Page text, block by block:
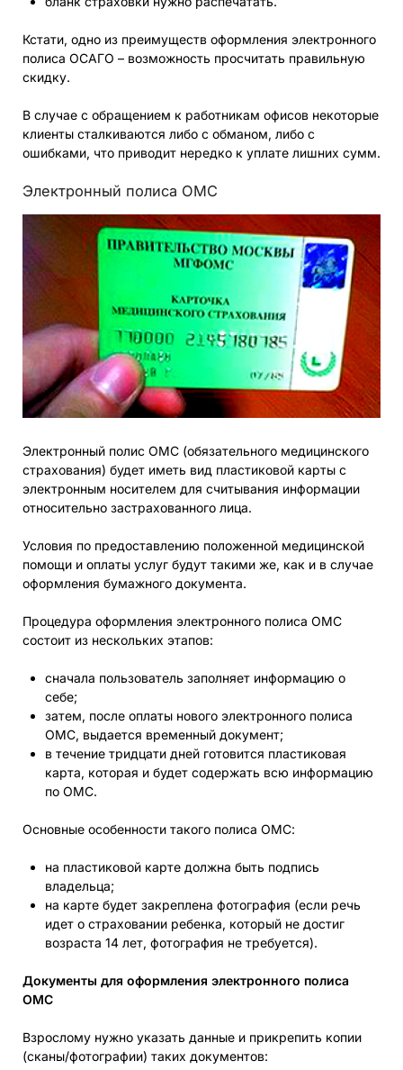
Кстати, одно из преимуществ оформления электронного
полиса ОСАГО – возможность просчитать правильную
скидку.
В случае с обращением к работникам офисов некоторые
клиенты сталкиваются либо с обманом, либо с
ошибками, что приводит нередко к уплате лишних сумм.
Электронный полиса ОМС
Электронный полис ОМС (обязательного медицинского
страхования) будет иметь вид пластиковой карты с
электронным носителем для считывания информации
относительно застрахованного лица.
Условия по предоставлению положенной медицинской
помощи и оплаты услуг будут такими же, как и в случае
оформления бумажного документа.
Процедура оформления электронного полиса ОМС
состоит из нескольких этапов:
сначала пользователь заполняет информацию о
себе;
затем, после оплаты нового электронного полиса
ОМС, выдается временный документ;
в течение тридцати дней готовится пластиковая
карта, которая и будет содержать всю информацию
по ОМС.
Основные особенности такого полиса ОМС:
на пластиковой карте должна быть подпись
владельца;
на карте будет закреплена фотография (если речь
идет о страховании ребенка, который не достиг
возраста 14 лет, фотография не требуется).
Документы для оформления электронного полиса
ОМС
Взрослому нужно указать данные и прикрепить копии
(сканы/фотографии) таких документов: